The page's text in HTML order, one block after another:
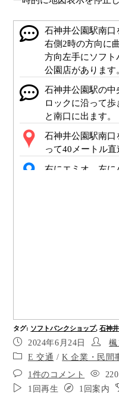
石神井公園駅南口
右側2時の方向に
方向左手にソフ
公園店があります
石神井公園駅の
ロックに沿って歩
と南口に出ます。
石神井公園駅南
って40メートル直
右にエミオ、左に
右側にまなまーと
右側路地を通過し
とんかつの松のや
タグ: ソフトバンクショップ, 石神
2024年6月24日 楓
E 交通 /K 企業・民間
1件のコメント
1回再生
1回案内